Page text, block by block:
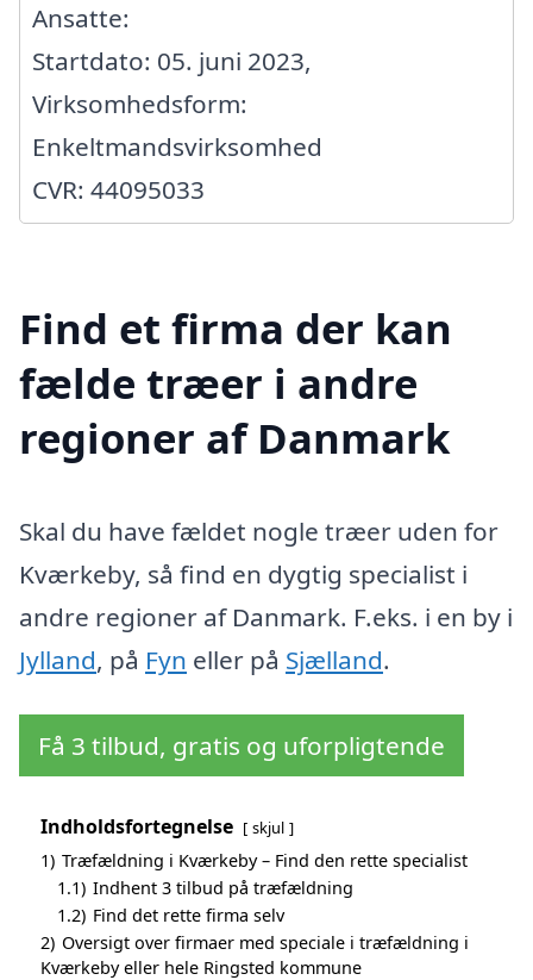
Ansatte:
Startdato: 05. juni 2023,
Virksomhedsform:
Enkeltmandsvirksomhed
CVR: 44095033
Find et firma der kan
fælde træer i andre
regioner af Danmark
Skal du have fældet nogle træer uden for
Kværkeby, så find en dygtig specialist i
andre regioner af Danmark. F.eks. i en by i
Jylland, på Fyn eller på Sjælland.
Få 3 tilbud, gratis og uforpligtende
Indholdsfortegnelse skjul
1) Træfældning i Kværkeby – Find den rette specialist
1.1) Indhent 3 tilbud på træfældning
1.2) Find det rette firma selv
2) Oversigt over firmaer med speciale i træfældning i
Kværkeby eller hele Ringsted kommune